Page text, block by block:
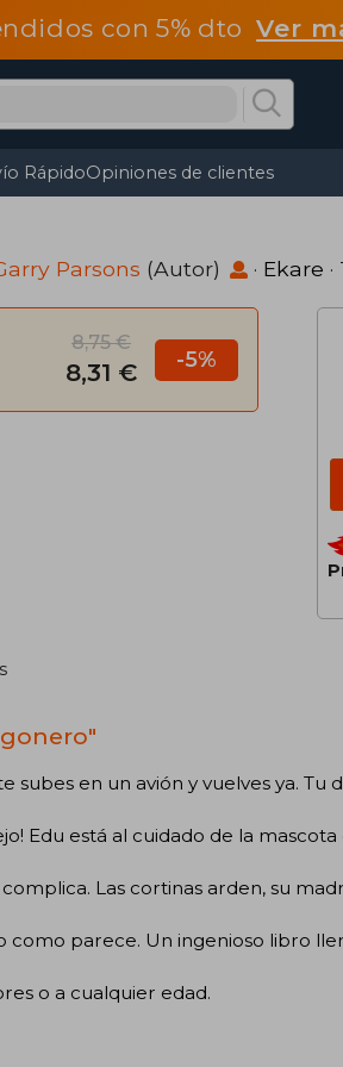
con 5% dtoVer
RápidoOpiniones de clientes
Parsons (Autor) · Ekare
8,75 €
8,31 € -5%
subes en un avión y vuelves ya. Tu
Edu está al cuidado de la
Las cortinas arden, su
como parece. Un ingenioso libro
o a cualquier edad.